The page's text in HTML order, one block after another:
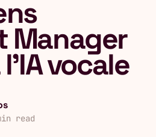
Manager
vocale
read